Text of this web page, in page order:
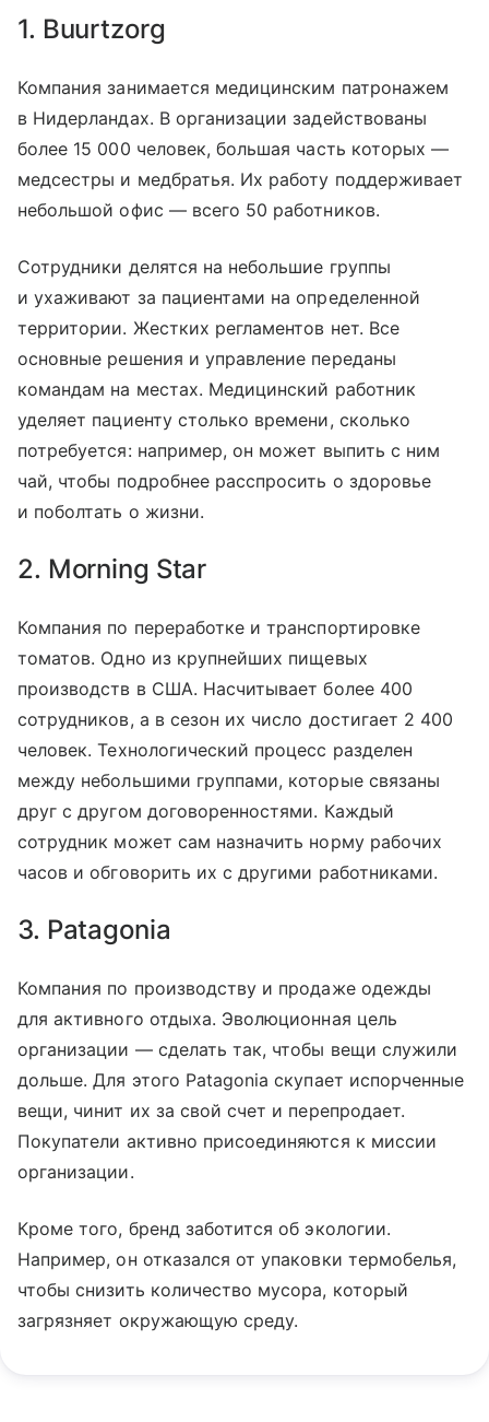
1. Buurtzorg
Компания занимается медицинским патронажем
в Нидерландах. В организации задействованы
более 15 000 человек, большая часть которых —
медсестры и медбратья. Их работу поддерживает
небольшой офис — всего 50 работников.
Сотрудники делятся на небольшие группы
и ухаживают за пациентами на определенной
территории. Жестких регламентов нет. Все
основные решения и управление переданы
командам на местах. Медицинский работник
уделяет пациенту столько времени, сколько
потребуется: например, он может выпить с ним
чай, чтобы подробнее расспросить о здоровье
и поболтать о жизни.
2. Morning Star
Компания по переработке и транспортировке
томатов. Одно из крупнейших пищевых
производств в США. Насчитывает более 400
сотрудников, а в сезон их число достигает 2 400
человек. Технологический процесс разделен
между небольшими группами, которые связаны
друг с другом договоренностями. Каждый
сотрудник может сам назначить норму рабочих
часов и обговорить их с другими работниками.
3. Patagonia
Компания по производству и продаже одежды
для активного отдыха. Эволюционная цель
организации — сделать так, чтобы вещи служили
дольше. Для этого Patagonia скупает испорченные
вещи, чинит их за свой счет и перепродает.
Покупатели активно присоединяются к миссии
организации.
Кроме того, бренд заботится об экологии.
Например, он отказался от упаковки термобелья,
чтобы снизить количество мусора, который
загрязняет окружающую среду.